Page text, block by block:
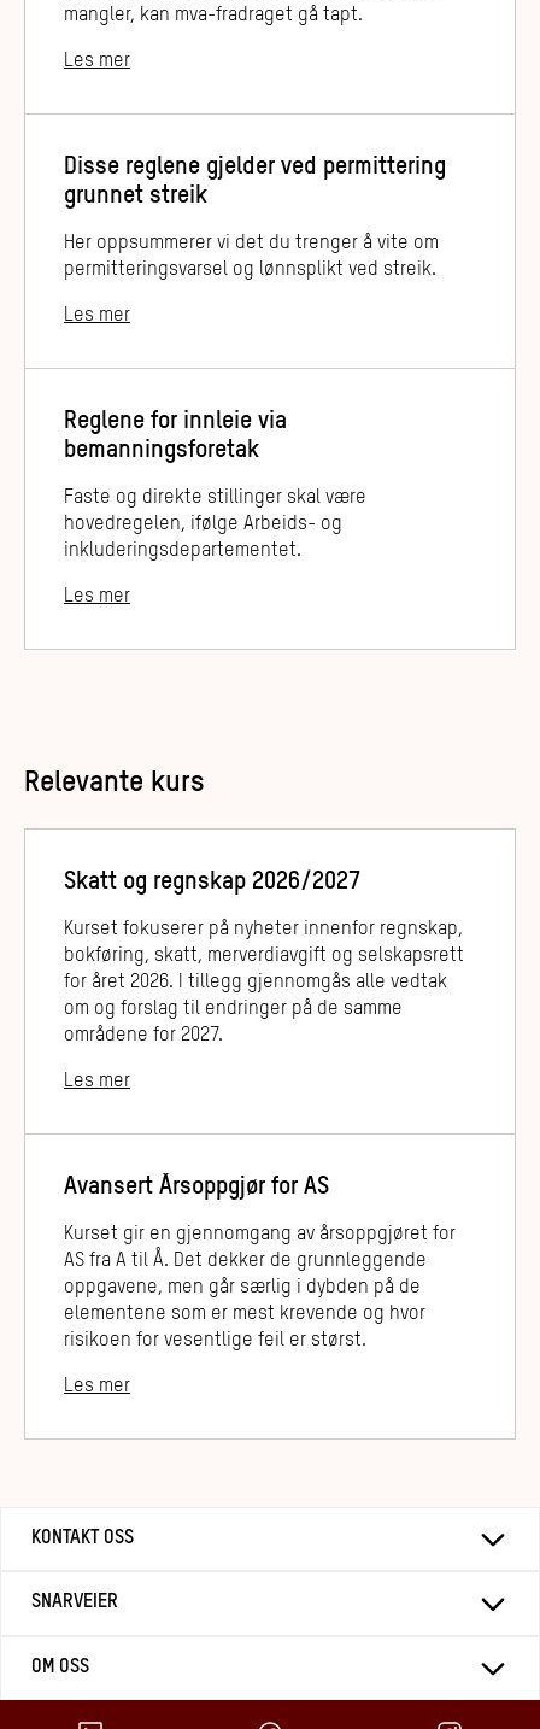
mangler, kan mva-fradraget gå tapt.
Les mer
Disse reglene gjelder ved permittering
grunnet streik
Her oppsummerer vi det du trenger å vite om
permitteringsvarsel og lønnsplikt ved streik.
Les mer
Reglene for innleie via
bemanningsforetak
Faste og direkte stillinger skal være
hovedregelen, ifølge Arbeids- og
inkluderingsdepartementet.
Les mer
Relevante kurs
Skatt og regnskap 2026/2027
Kurset fokuserer på nyheter innenfor regnskap,
bokføring, skatt, merverdiavgift og selskapsrett
for året 2026. I tillegg gjennomgås alle vedtak
om og forslag til endringer på de samme
områdene for 2027.
Les mer
Avansert Årsoppgjør for AS
Kurset gir en gjennomgang av årsoppgjøret for
AS fra A til Å. Det dekker de grunnleggende
oppgavene, men går særlig i dybden på de
elementene som er mest krevende og hvor
risikoen for vesentlige feil er størst.
Les mer
KONTAKT OSS
SNARVEIER
OM OSS